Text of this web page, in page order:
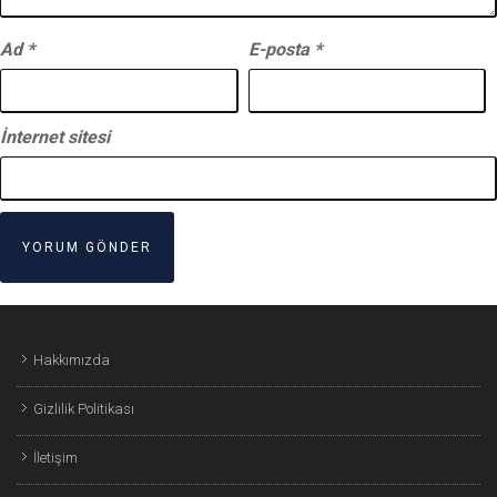
Ad * E-posta *
İnternet sitesi
Hakkımızda
Gizlilik Politikası
İletişim